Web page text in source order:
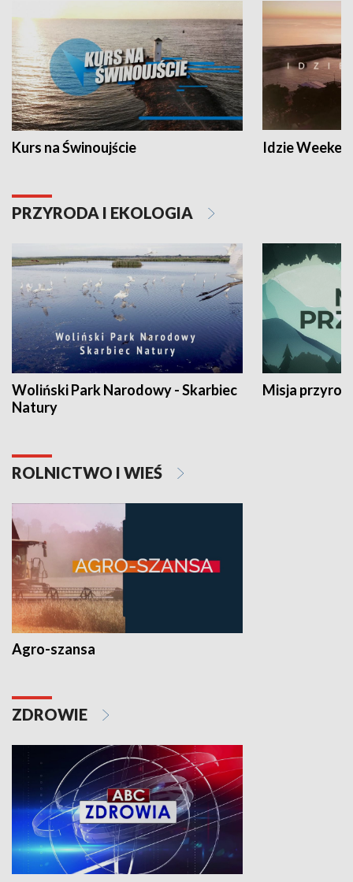
Kurs na Świnoujście Idzie
PRZYRODA I EKOLOGIA
Woliński Park Narodowy - Skarbiec
Natury
Misja
ROLNICTWO I WIEŚ
Agro-szansa
ZDROWIE